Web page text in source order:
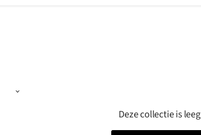
Deze collectie is leeg